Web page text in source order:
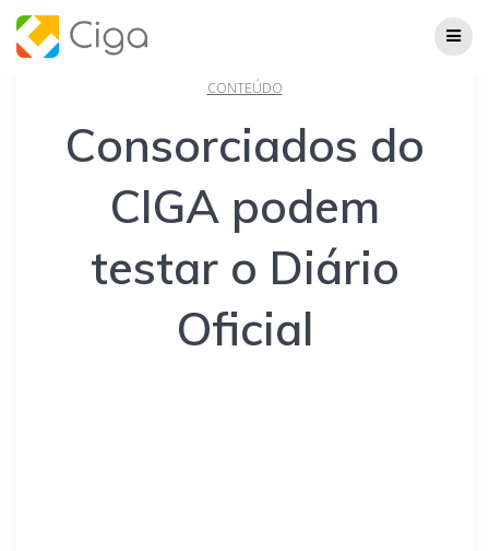
CONTEÚDO
Consorciados do
CIGA podem
testar o Diário
Oficial